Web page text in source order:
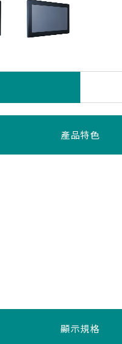
產品特色
顯示規格